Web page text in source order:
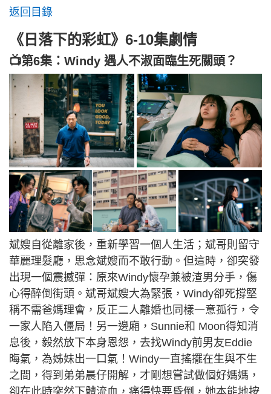
返回目錄
《日落下的彩虹》6-10集劇情
📺第6集：Windy 遇人不淑面臨生死關頭？
斌嫂自從離家後，重新學習一個人生活；斌哥則留守
華麗理髮廳，思念斌嫂而不敢行動。但這時，卻突發
出現一個震撼彈：原來Windy懷孕兼被渣男分手，傷
心得醉倒街頭。斌哥斌嫂大為緊張，Windy卻死撐堅
稱不需爸媽理會，反正二人離婚也同樣一意孤行，令
一家人陷入僵局！另一邊廂，Sunnie和 Moon得知消
息後，毅然放下本身恩怨，去找Windy前男友Eddie
晦氣，為姊妹出一口氣！Windy一直搖擺在生與不生
之間，得到弟弟晨仔開解，才剛想嘗試做個好媽媽，
卻在此時突然下體流血，痛得快要昏倒，她本能地按